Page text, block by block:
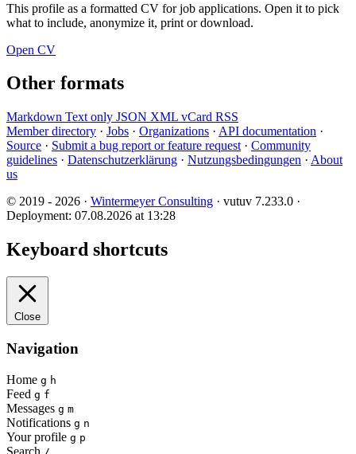
This profile as a formatted CV for job applications. Open it to pick
what to include, anonymize it, print or download.
Open CV
Other formats
Markdown Text only JSON XML vCard RSS
Member directory · Jobs · Organizations · API documentation ·
Source · Submit a bug report or feature request · Community
guidelines · Datenschutzerklärung · Nutzungsbedingungen · About
us
© 2019 - 2026 · Wintermeyer Consulting · vutuv 7.233.0 ·
Deployment: 07.08.2026 at 13:28
Keyboard shortcuts
Close
Navigation
Home g h
Feed g f
Messages g m
Notifications g n
Your profile g p
Search